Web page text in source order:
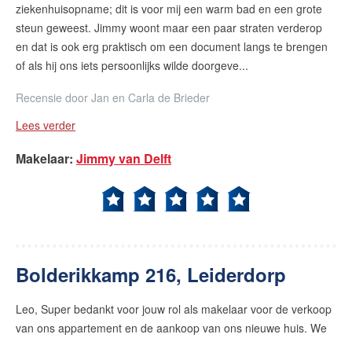
ziekenhuisopname; dit is voor mij een warm bad en een grote
steun geweest. Jimmy woont maar een paar straten verderop
en dat is ook erg praktisch om een document langs te brengen
of als hij ons iets persoonlijks wilde doorgeve...
Recensie door Jan en Carla de Brieder
Lees verder
Makelaar: Jimmy van Delft
Bolderikkamp 216, Leiderdorp
Leo, Super bedankt voor jouw rol als makelaar voor de verkoop
van ons appartement en de aankoop van ons nieuwe huis. We